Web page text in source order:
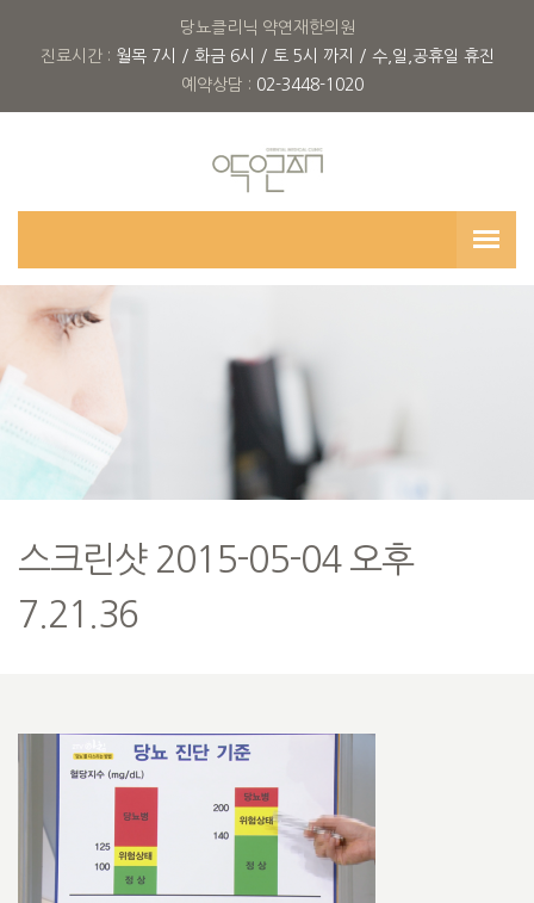
당뇨클리닉 약연재한의원
진료시간 : 월목 7시 / 화금 6시 / 토 5시 까지 / 수,일,공휴일 휴진
예약상담 : 02-3448-1020
스크린샷 2015-05-04 오후
7.21.36